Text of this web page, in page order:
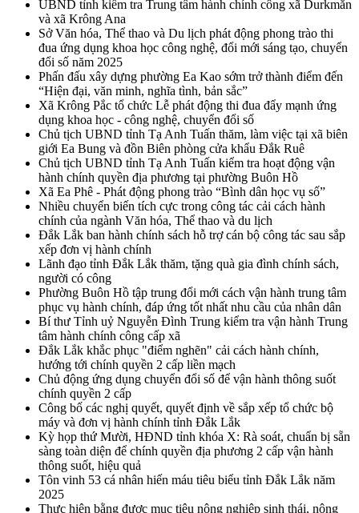
UBND tỉnh kiểm tra Trung tâm hành chính công xã Durkmăn
và xã Krông Ana
Sở Văn hóa, Thể thao và Du lịch phát động phong trào thi
đua ứng dụng khoa học công nghệ, đổi mới sáng tạo, chuyển
đổi số năm 2025
Phấn đấu xây dựng phường Ea Kao sớm trở thành điểm đến
“Hiện đại, văn minh, nghĩa tình, bản sắc”
Xã Krông Pắc tổ chức Lễ phát động thi đua đẩy mạnh ứng
dụng khoa học - công nghệ, chuyển đổi số
Chủ tịch UBND tỉnh Tạ Anh Tuấn thăm, làm việc tại xã biên
giới Ea Bung và đồn Biên phòng cửa khẩu Đắk Ruê
Chủ tịch UBND tỉnh Tạ Anh Tuấn kiểm tra hoạt động vận
hành chính quyền địa phương tại phường Buôn Hồ
Xã Ea Phê - Phát động phong trào “Bình dân học vụ số”
Nhiều chuyển biến tích cực trong công tác cải cách hành
chính của ngành Văn hóa, Thể thao và du lịch
Đắk Lắk ban hành chính sách hỗ trợ cán bộ công tác sau sắp
xếp đơn vị hành chính
Lãnh đạo tỉnh Đắk Lắk thăm, tặng quà gia đình chính sách,
người có công
Phường Buôn Hồ tập trung đổi mới cách vận hành trung tâm
phục vụ hành chính, đáp ứng tốt nhất nhu cầu của nhân dân
Bí thư Tỉnh uỷ Nguyễn Đình Trung kiểm tra vận hành Trung
tâm hành chính công cấp xã
Đắk Lắk khắc phục "điểm nghẽn" cải cách hành chính,
hướng tới chính quyền 2 cấp liền mạch
Chủ động ứng dụng chuyển đổi số để vận hành thông suốt
chính quyền 2 cấp
Công bố các nghị quyết, quyết định về sắp xếp tổ chức bộ
máy và đơn vị hành chính tỉnh Đắk Lắk
Kỳ họp thứ Mười, HĐND tỉnh khóa X: Rà soát, chuẩn bị sẵn
sàng toàn diện để chính quyền địa phương 2 cấp vận hành
thông suốt, hiệu quả
Tôn vinh 53 cá nhân hiến máu tiêu biểu tỉnh Đắk Lắk năm
2025
Thực hiện bằng được mục tiêu nông nghiệp sinh thái, nông